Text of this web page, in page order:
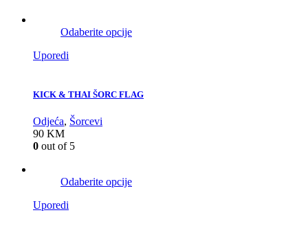
Odaberite opcije
Uporedi
KICK & THAI ŠORC FLAG
Odjeća, Šorcevi
90 KM
0 out of 5
Odaberite opcije
Uporedi